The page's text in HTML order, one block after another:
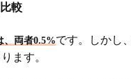
較
、両者0.5%です。しかし
ます。